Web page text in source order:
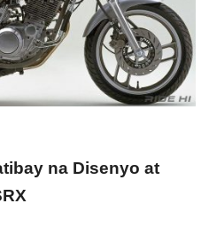
na Disenyo at